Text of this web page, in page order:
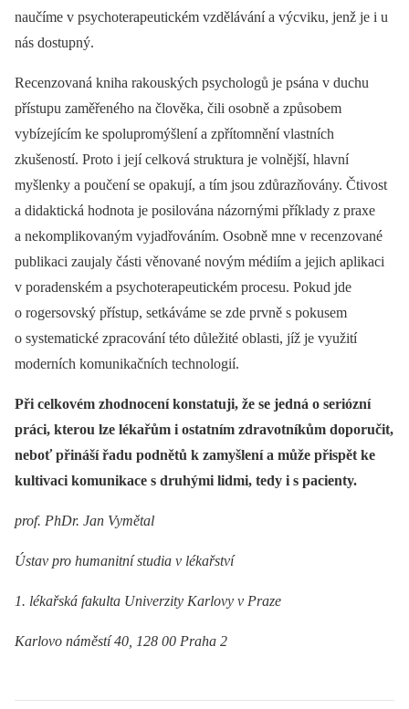
naučíme v psychoterapeutickém vzdělávání a výcviku, jenž je i u
nás dostupný.
Recenzovaná kniha rakouských psychologů je psána v duchu
přístupu zaměřeného na člověka, čili osobně a způsobem
vybízejícím ke spolupromýšlení a zpřítomnění vlastních
zkušeností. Proto i její celková struktura je volnější, hlavní
myšlenky a poučení se opakují, a tím jsou zdůrazňovány. Čtivost
a didaktická hodnota je posilována názornými příklady z praxe
a nekomplikovaným vyjadřováním. Osobně mne v recenzované
publikaci zaujaly části věnované novým médiím a jejich aplikaci
v poradenském a psychoterapeutickém procesu. Pokud jde
o rogersovský přístup, setkáváme se zde prvně s pokusem
o systematické zpracování této důležité oblasti, jíž je využití
moderních komunikačních technologií.
Při celkovém zhodnocení konstatuji, že se jedná o seriózní
práci, kterou lze lékařům i ostatním zdravotníkům doporučit,
neboť přináší řadu podnětů k zamyšlení a může přispět ke
kultivaci komunikace s druhými lidmi, tedy i s pacienty.
prof. PhDr. Jan Vymětal
Ústav pro humanitní studia v lékařství
1. lékařská fakulta Univerzity Karlovy v Praze
Karlovo náměstí 40, 128 00 Praha 2